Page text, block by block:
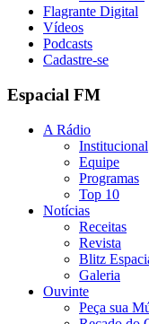
Flagrante Digital
Vídeos
Podcasts
Cadastre-se
Espacial FM
A Rádio
Institucional
Equipe
Programas
Top 10
Notícias
Receitas
Revista
Blitz
Galeria
Ouvinte
Peça sua